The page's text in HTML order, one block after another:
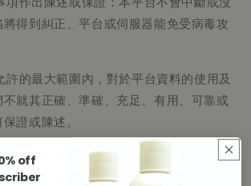
得到糾正、平台或伺服器能免受病毒攻
許的最大範圍內，對於平台資料的使用及
就其正確、準確、充足、有用、可靠或
證或陳述。
以任何方式獲得本平台內容時，自行承擔
動設備、電腦系統或其他設備因進入本平
off